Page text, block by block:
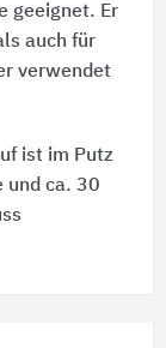
geeignet. Er
auch für
verwendet
ist im Putz
und ca. 30